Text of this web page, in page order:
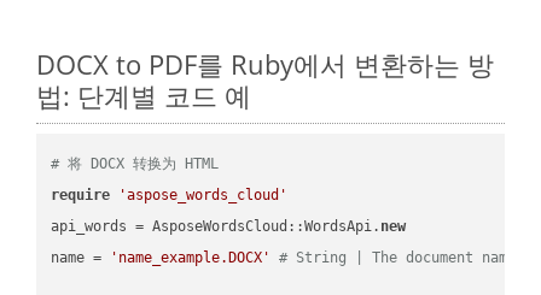
DOCX to PDF를 Ruby에서 변환하는 방
법: 단계별 코드 예
# 将 DOCX 转换为 HTML
require
'aspose_words_cloud'
api_words = AsposeWordsCloud::WordsApi. new
name =
'name_example.DOCX' # String | The document name.